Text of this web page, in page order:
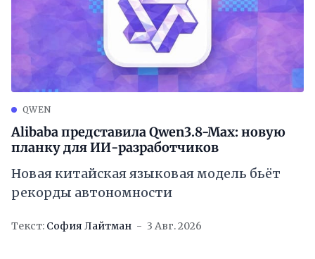
QWEN
Alibaba представила Qwen3.8-Max: новую
планку для ИИ-разработчиков
Новая китайская языковая модель бьёт
рекорды автономности
Текст: София Лайтман 3 Авг. 2026